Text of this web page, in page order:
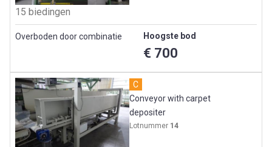
15 biedingen
Overboden door combinatie Hoogste bod
€ 700
C
Conveyor with carpet
depositer
Lotnummer 14